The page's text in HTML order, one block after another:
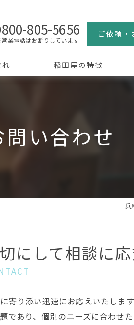
805-5656
業電話はお断りしています
ご依頼・
稲田屋の特徴
骨董品
い合わせ
兵
にして相談に
り添い迅速にお応えいたしま
あり、個別のニーズに合わせ